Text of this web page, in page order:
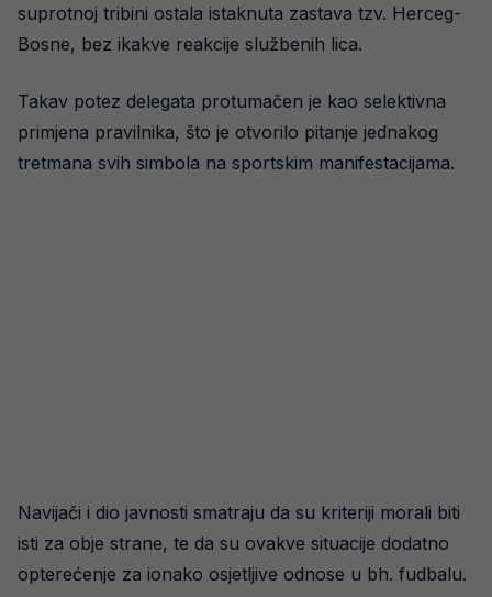
suprotnoj tribini ostala istaknuta zastava tzv. Herceg-
Bosne, bez ikakve reakcije službenih lica.
Takav potez delegata protumačen je kao selektivna
primjena pravilnika, što je otvorilo pitanje jednakog
tretmana svih simbola na sportskim manifestacijama.
Navijači i dio javnosti smatraju da su kriteriji morali biti
isti za obje strane, te da su ovakve situacije dodatno
opterećenje za ionako osjetljive odnose u bh. fudbalu.